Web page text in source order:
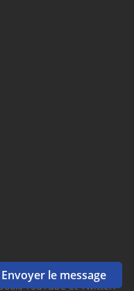
Envoyer le message
YouTube et Twitter.